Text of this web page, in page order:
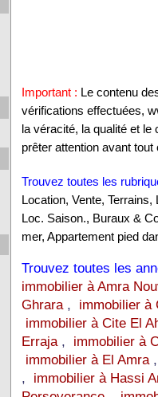
Important : Le contenu
vérifications effectuées,
la véracité, la qualité et
prêter attention avant tout
Trouvez toutes les
Location, Vente,
Loc. Saison., Buraux &
mer, Appartement pied
Trouvez toutes les
immobilier à Amra
Ghrara, immobilier à
immobilier à Cite El
Erraja, immobilier à
immobilier à El Amra
, immobilier à Hassi